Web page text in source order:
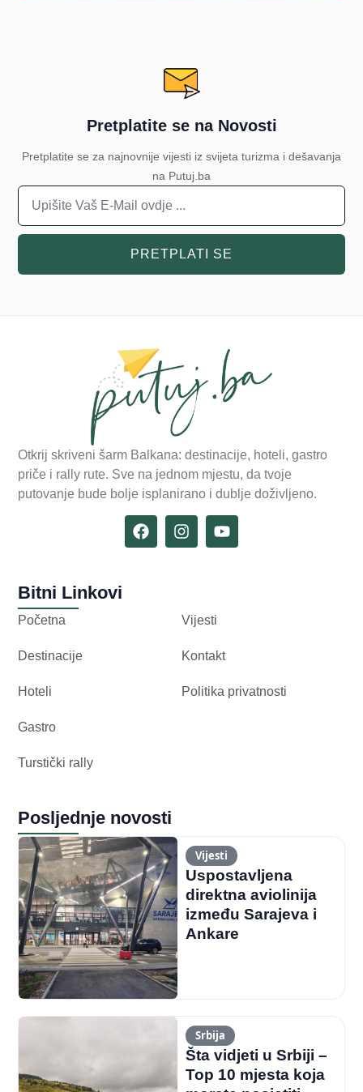
Pretplatite se na Novosti
Pretplatite se za najnovnije vijesti iz svijeta turizma i dešavanja
na Putuj.ba
PRETPLATI SE
Otkrij skriveni šarm Balkana: destinacije, hoteli, gastro
priče i rally rute. Sve na jednom mjestu, da tvoje
putovanje bude bolje isplanirano i dublje doživljeno.
Bitni Linkovi
Početna
Destinacije
Hoteli
Gastro
Turstički rally
Vijesti
Kontakt
Politika privatnosti
Posljednje novosti
Vijesti
Uspostavljena
direktna aviolinija
između Sarajeva i
Ankare
Srbija
Šta vidjeti u Srbiji –
Top 10 mjesta koja